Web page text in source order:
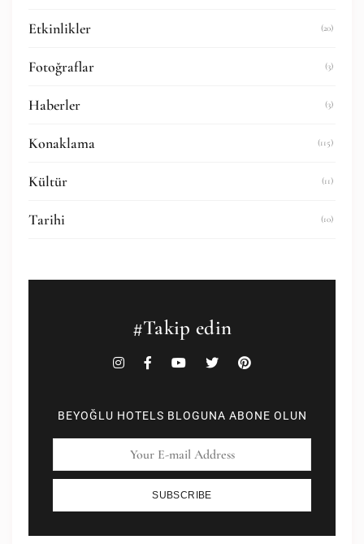
Etkinlikler (20)
Fotoğraflar (3)
Haberler (3)
Konaklama (115)
Kültür (11)
Tarihi (10)
#Takip edin
BEYOĞLU HOTELS BLOGUNA ABONE OLUN
SUBSCRIBE